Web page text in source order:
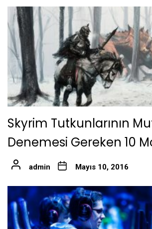
Skyrim Tutkunlarının
Denemesi Gereken 10
admin Mayıs 10, 2016